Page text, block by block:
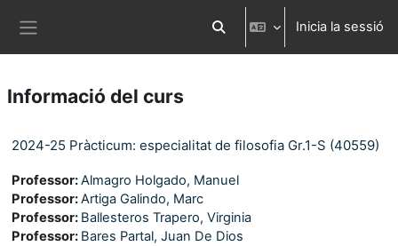
Commuta l'entrada de la cerca
Inicia la sessió
Informació del curs
2024-25 Pràcticum: especialitat de filosofia Gr.1-S (40559)
Professor:Almagro Holgado, Manuel
Professor:Artiga Galindo, Marc
Professor: Ballesteros Trapero, Virginia
Professor: Bares Partal, Juan De Dios